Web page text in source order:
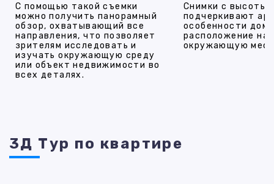
С помощью такой съемки
можно получить панорамный
обзор, охватывающий все
направления, что позволяет
зрителям исследовать и
изучать окружающую среду
или объект недвижимости во
всех деталях.
Снимки с высоты
подчеркивают
особенности
расположение на
окружающую
3Д Тур по квартире